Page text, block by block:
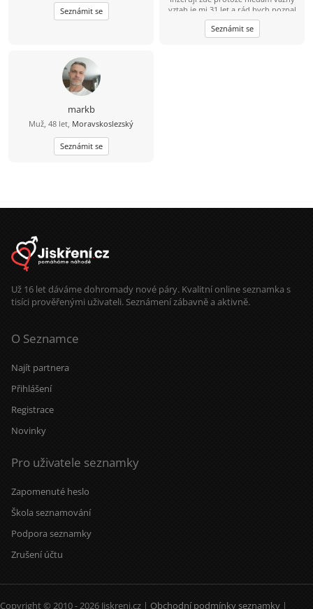
Seznámit se
vztah je mi 31 let a rád bych poznal
tu pravou. Abych byl řekl pravdu
mám epilepsii od 15 let takže bydlím
s mamkou v Havířově nemějte mi to
Seznámit se
markb
Muž, 48 let, Moravskoslezský
Seznámit se
Už 16 let dáváme dohromady nové páry. Kvalitní online seznamka s
tisíci prověřenými uživateli. Seznámení zábavně a aktivně.
O Seznamce
Najít partnera
Přihlášení
Registrace
Novinky
Pro uživatele seznamky
Zapomenuté heslo
Škola seznamování
Podpora seznamky
Zrušení účtu
Copyright © 2010 - 2026 Jiskreni.cz | Obchodní podmínky seznamky |